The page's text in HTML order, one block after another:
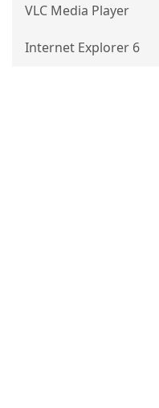
VLC Media Player
Internet Explorer 6